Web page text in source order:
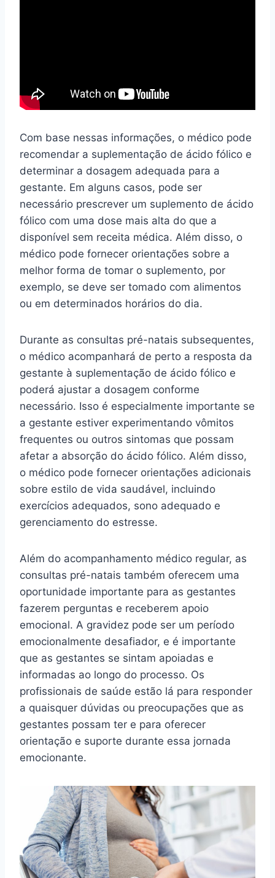
Com base nessas informações, o médico pode
recomendar a suplementação de ácido fólico e
determinar a dosagem adequada para a
gestante. Em alguns casos, pode ser
necessário prescrever um suplemento de ácido
fólico com uma dose mais alta do que a
disponível sem receita médica. Além disso, o
médico pode fornecer orientações sobre a
melhor forma de tomar o suplemento, por
exemplo, se deve ser tomado com alimentos
ou em determinados horários do dia.
Durante as consultas pré-natais subsequentes,
o médico acompanhará de perto a resposta da
gestante à suplementação de ácido fólico e
poderá ajustar a dosagem conforme
necessário. Isso é especialmente importante se
a gestante estiver experimentando vômitos
frequentes ou outros sintomas que possam
afetar a absorção do ácido fólico. Além disso,
o médico pode fornecer orientações adicionais
sobre estilo de vida saudável, incluindo
exercícios adequados, sono adequado e
gerenciamento do estresse.
Além do acompanhamento médico regular, as
consultas pré-natais também oferecem uma
oportunidade importante para as gestantes
fazerem perguntas e receberem apoio
emocional. A gravidez pode ser um período
emocionalmente desafiador, e é importante
que as gestantes se sintam apoiadas e
informadas ao longo do processo. Os
profissionais de saúde estão lá para responder
a quaisquer dúvidas ou preocupações que as
gestantes possam ter e para oferecer
orientação e suporte durante essa jornada
emocionante.